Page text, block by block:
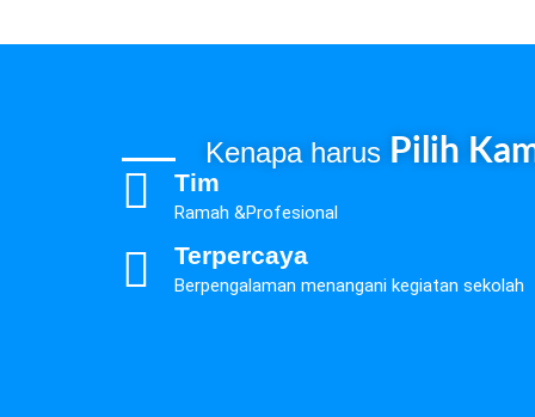
Kenapa harus Pilih
Tim
Ramah &Profesional
Terpercaya
Berpengalaman menangani kegiatan sekolah